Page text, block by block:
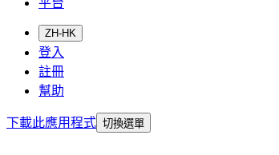
ZH-HK
登入
註冊
幫助
下載此應用程式 切換選單